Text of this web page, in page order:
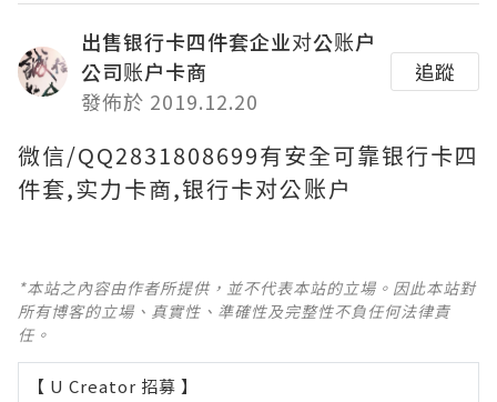
出售银行卡四件套企业对公账户
公司账户卡商
發佈於 2019.12.20
追蹤
微信/QQ2831808699有安全可靠银行卡四
件套,实力卡商,银行卡对公账户
*本站之內容由作者所提供，並不代表本站的立場。因此本站對
所有博客的立場、真實性、準確性及完整性不負任何法律責
任。
【 U Creator 招募 】